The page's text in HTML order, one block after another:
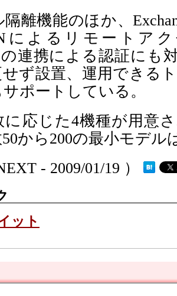
隔離機能のほか、
によるリモートア
連携による認証にも
ず設置、運用できる
ポートしている。
に応じた4機種が用意
から200の最小モデル
- 2009/01/19 ）
ット